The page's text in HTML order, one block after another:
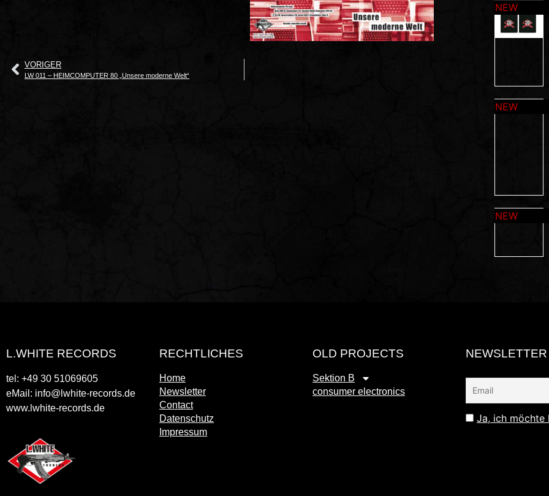
VORIGER
LW 011 – HEIMCOMPUTER 80 „Unsere moderne Welt“
L.WHITE RECORDS
tel: +49 30 51069605
eMail: info@lwhite-records.de
www.lwhite-records.de
RECHTLICHES
Home
Newsletter
Contact
Datenschutz
Impressum
OLD PROJECTS
Sektion B
consumer electronics
NEWSLETTER
Ja, ich möchte